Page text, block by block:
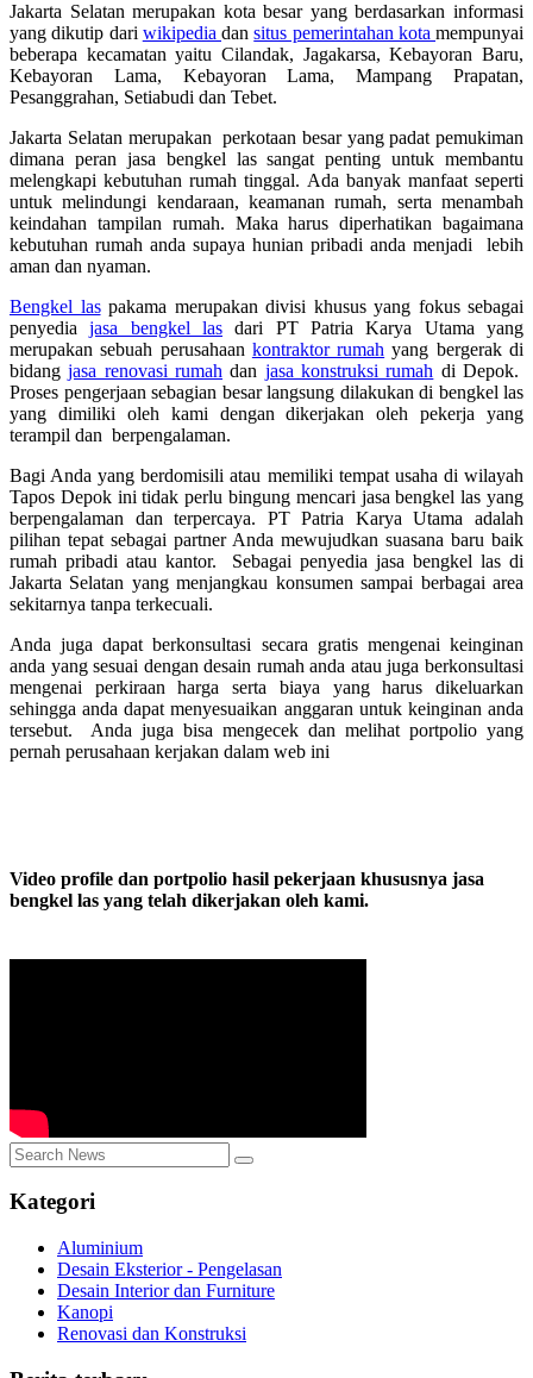
Jakarta Selatan merupakan kota besar yang berdasarkan informasi
yang dikutip dari wikipedia dansitus pemerintahan kota mempunyai
beberapa kecamatan yaitu Cilandak, Jagakarsa, Kebayoran Baru,
Kebayoran Lama, Kebayoran Lama, Mampang Prapatan,
Pesanggrahan, Setiabudi dan Tebet.
Jakarta Selatan merupakan perkotaan besar yang padat pemukiman
dimana peran jasa bengkel las sangat penting untuk membantu
melengkapi kebutuhan rumah tinggal. Ada banyak manfaat seperti
untuk melindungi kendaraan, keamanan rumah, serta menambah
keindahan tampilan rumah. Maka harus diperhatikan bagaimana
kebutuhan rumah anda supaya hunian pribadi anda menjadi lebih
aman dan nyaman.
Bengkel laspakama merupakan divisi khusus yang fokus sebagai
penyediajasa bengkel las dari PT Patria Karya Utama yang
merupakan sebuah perusahaan kontraktor rumah yang bergerak di
bidangjasa renovasi rumah dan jasa konstruksi rumah di Depok.
Proses pengerjaan sebagian besar langsung dilakukan di bengkel las
yang dimiliki oleh kami dengan dikerjakan oleh pekerja yang
terampil dan berpengalaman.
Bagi Anda yang berdomisili atau memiliki tempat usaha di wilayah
Tapos Depok ini tidak perlu bingung mencari jasa bengkel las yang
berpengalaman dan terpercaya. PT Patria Karya Utama adalah
pilihan tepat sebagai partner Anda mewujudkan suasana baru baik
rumah pribadi atau kantor. Sebagai penyedia jasa bengkel las di
Jakarta Selatan yang menjangkau konsumen sampai berbagai area
sekitarnya tanpa terkecuali.
Anda juga dapat berkonsultasi secara gratis mengenai keinginan
anda yang sesuai dengan desain rumah anda atau juga berkonsultasi
mengenai perkiraan harga serta biaya yang harus dikeluarkan
sehingga anda dapat menyesuaikan anggaran untuk keinginan anda
tersebut. Anda juga bisa mengecek dan melihat portpolio yang
pernah perusahaan kerjakan dalam web ini
Video profile dan portpolio hasil pekerjaan khususnya jasa
bengkel las yang telah dikerjakan oleh kami.
Kategori
Aluminium
Desain Eksterior - Pengelasan
Desain Interior dan Furniture
Kanopi
Renovasi dan Konstruksi